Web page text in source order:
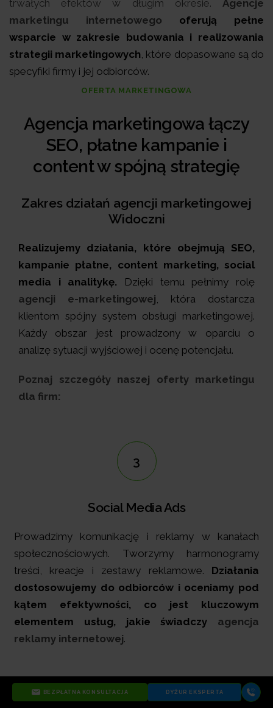
trwałych efektów w długim okresie. Agencje
marketingu internetowego oferują pełne
wsparcie w zakresie budowania i realizowania
strategii marketingowych, które dopasowane są do
specyfiki firmy i jej odbiorców.
OFERTA MARKETINGOWA
Agencja marketingowa łączy
SEO, płatne kampanie i
content w spójną strategię
Zakres działań agencji marketingowej
Widoczni
Realizujemy działania, które obejmują SEO,
kampanie płatne, content marketing, social
media i analitykę. Dzięki temu pełnimy rolę
agencji e-marketingowej, która dostarcza
klientom spójny system obsługi marketingowej.
Każdy obszar jest prowadzony w oparciu o
analizę sytuacji wyjściowej i ocenę potencjału.
Poznaj szczegóły naszej oferty marketingu
dla firm:
3
Social Media Ads
Prowadzimy komunikację i reklamy w kanałach
społecznościowych. Tworzymy harmonogramy
treści, kreacje i zestawy reklamowe. Działania
dostosowujemy do odbiorców i oceniamy pod
kątem efektywności, co jest kluczowym
elementem usług, jakie świadczy agencja
reklamy internetowej.
BEZPŁATNA KONSULTACJA DYŻUR EKSPERTA